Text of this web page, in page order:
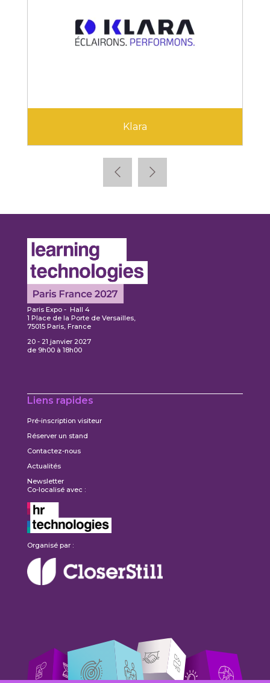
Klara
Paris Expo - Hall 4
1 Place de la Porte de Versailles,
75015 Paris, France
20 - 21 janvier 2027
de 9h00 à 18h00
Liens rapides
Pré-inscription visiteur
Réserver un stand
Contactez-nous
Actualités
Newsletter
Co-localisé avec :
Organisé par :